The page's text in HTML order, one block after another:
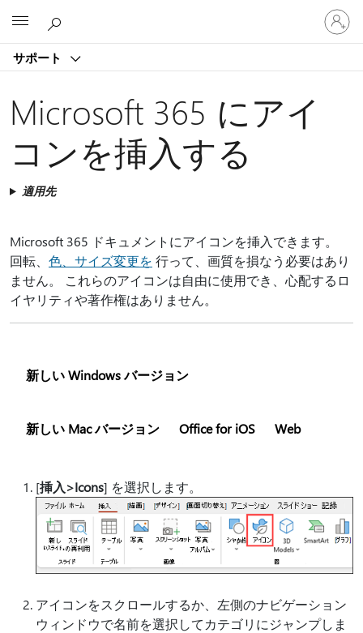
サポート
ア
カ
ウ
Microsoft 365 にアイ
コンを挿入する
適用先
Microsoft 365 ドキュメントにアイコンを挿入できます。
回転、 色、サイズ変更を 行って、画質を損なう必要はあり
ません。 これらのアイコンは自由に使用でき、心配するロ
イヤリティや著作権はありません。
新しい Windows バージョン
新しい Mac バージョン Office for iOS Web
[挿入>Icons] を選択します。
アイコンをスクロールするか、左側のナビゲーション
ウィンドウで名前を選択してカテゴリにジャンプしま